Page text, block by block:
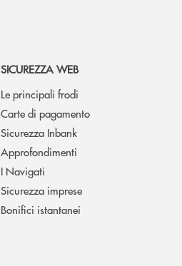
SICUREZZA WEB
Le principali frodi
Carte di pagamento
Sicurezza Inbank
Approfondimenti
I Navigati
Sicurezza imprese
Bonifici istantanei